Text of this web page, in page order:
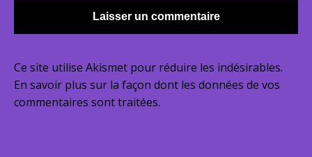
Ce site utilise Akismet pour réduire les indésirables.
En savoir plus sur la façon dont les données de vos
commentaires sont traitées.